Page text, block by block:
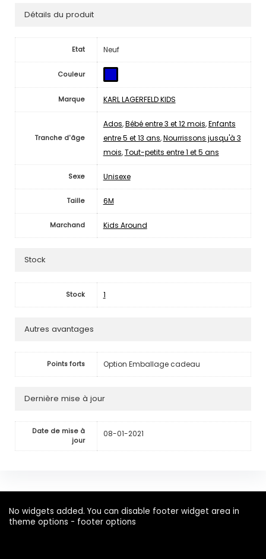
Détails du produit
Etat Neuf
Couleur
Marque KARL LAGERFELD KIDS
Tranche d'âge
Ados,Bébé entre 3 et 12 mois,Enfants
entre 5 et 13 ans,Nourrissons jusqu'à 3
mois,Tout-petits entre 1 et 5 ans
Sexe Unisexe
Taille 6M
Marchand Kids Around
Stock
Stock 1
Autres avantages
Points forts Option Emballage cadeau
Dernière mise à jour
Date de mise à
jour
08-01-2021
No widgets added. You can disable footer widget area in
theme options - footer options